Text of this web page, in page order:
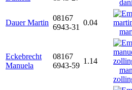
Dauer Martin
08167
6943-31
0.04
Eckebrecht
Manuela
08167
6943-59
1.14